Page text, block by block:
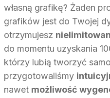
własną grafikę? Żaden
grafików jest do Twojej
otrzymujesz
do momentu uzyskania
którzy lubią tworzyć
przygotowaliśmy
nawet możliwość